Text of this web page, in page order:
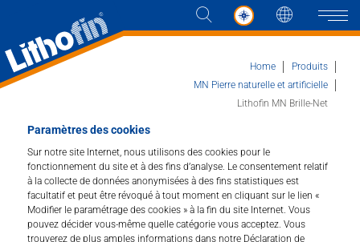
Paramètres des cookies
Sur notre site Internet, nous utilisons des cookies pour le
fonctionnement du site et à des fins d’analyse. Le consentement relatif
à la collecte de données anonymisées à des fins statistiques est
facultatif et peut être révoqué à tout moment en cliquant sur le lien «
Modifier le paramétrage des cookies » à la fin du site Internet. Vous
pouvez décider vous-même quelle catégorie vous acceptez. Vous
trouverez de plus amples informations dans notre Déclaration de
Langue
Produits
Les solutions
Actualités et plus
Home
Produits
MN Pierre naturelle et artificielle
Lithofin MN Brille-Net
Lithofin MN Brille-Net
Pour l'entretien du brillant des marbres polis et
autres surfaces en pierre.